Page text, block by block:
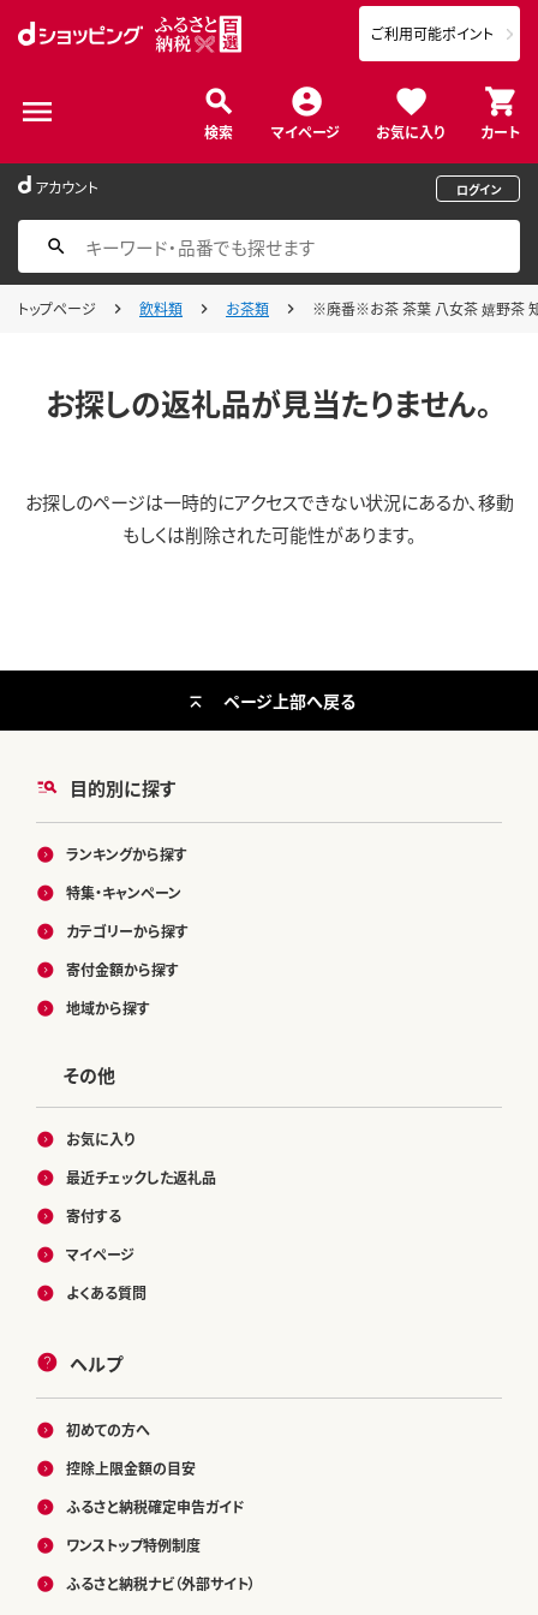
検索 マイページ お気に入り カート
ご利用可能ポイント
アカウント ログイン
トップページ 飲料類 お茶類 ※廃番※お茶 茶葉 八女茶 嬉野茶
お探しの返礼品が見当たりません。
お探しのページは一時的にアクセスできない状況にあるか、移動
もしくは削除された可能性があります。
目的別に探す
ランキングから探す
特集・キャンペーン
カテゴリーから探す
寄付金額から探す
地域から探す
その他
お気に入り
最近チェックした返礼品
寄付する
マイページ
よくある質問
ヘルプ
初めての方へ
控除上限金額の目安
ふるさと納税確定申告ガイド
ワンストップ特例制度
ふるさと納税ナビ（外部サイト）
ページ上部へ戻る